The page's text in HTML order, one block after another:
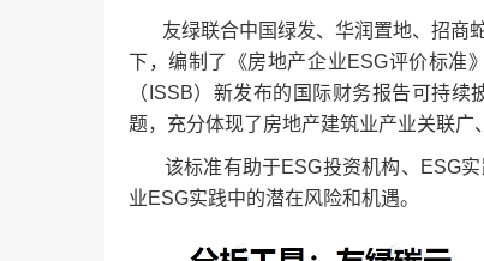
友绿联合中国绿发、华润置地、招商
下，编制了《房地产企业ESG评价标
（ISSB）新发布的国际财务报告可持
题，充分体现了房地产建筑业产业关联广
该标准有助于ESG投资机构、ESG实
业ESG实践中的潜在风险和机遇。